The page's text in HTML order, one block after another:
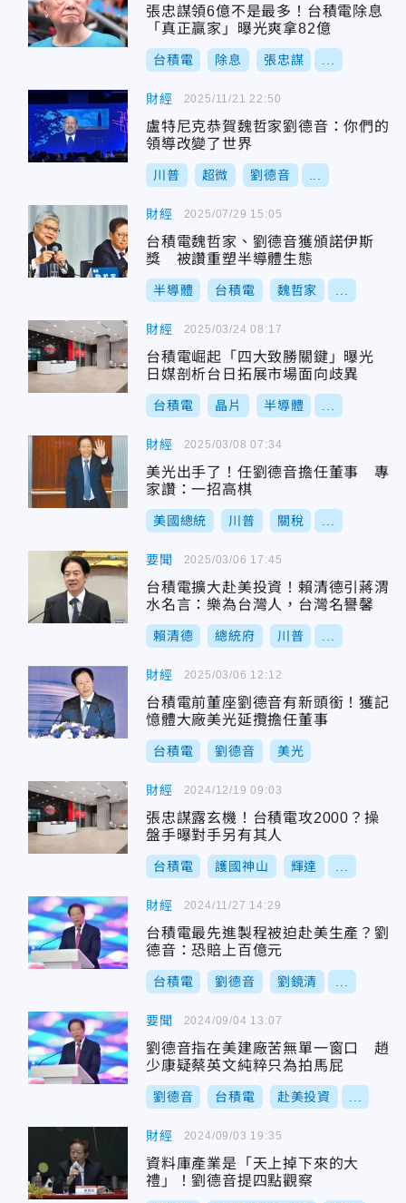
張忠謀領6億不是最多！台積電除息
「真正贏家」曝光爽拿82億
台積電 除息 張忠謀
財經
盧特尼克恭賀魏哲家劉德音：你們的
領導改變了世界
川普 超微 劉德音
2025/11/21 22:50
財經
台積電魏哲家、劉德音獲頒諾伊斯
獎 被讚重塑半導體生態
半導體 台積電 魏哲家
2025/07/29 15:05
財經
台積電崛起「四大致勝關鍵」曝光
日媒剖析台日拓展市場面向歧異
台積電 晶片 半導體
2025/03/24 08:17
財經
美光出手了！任劉德音擔任董事 專
家讚：一招高棋
美國總統 川普 關稅
2025/03/08 07:34
要聞
台積電擴大赴美投資！賴清德引蔣渭
水名言：樂為台灣人，台灣名譽馨
賴清德 總統府 川普
2025/03/06 17:45
財經
台積電前董座劉德音有新頭銜！獲記
憶體大廠美光延攬擔任董事
台積電 劉德音 美光
2025/03/06 12:12
財經
張忠謀露玄機！台積電攻2000？操
盤手曝對手另有其人
台積電 護國神山 輝達
2024/12/19 09:03
財經
台積電最先進製程被迫赴美生產？劉
德音：恐賠上百億元
台積電 劉德音 劉鏡清
2024/11/27 14:29
要聞
劉德音指在美建廠苦無單一窗口 趙
少康疑蔡英文純粹只為拍馬屁
劉德音 台積電 赴美投資
2024/09/04 13:07
財經
資料庫產業是「天上掉下來的大
禮」！劉德音提四點觀察
2024/09/03 19:35